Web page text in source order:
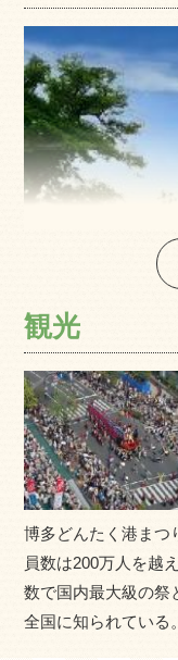
福岡県は九州本島の
人口が多い。県庁所
州地方の経済・文化
の２つの政令指定都
は唯一人口密度が
アの玄関口」として
博多駅まで地下鉄
良さは抜群です。
交通の利便性はます
観光
博多どんたく港まつ
員数は200万人を越
数で国内最大級の祭
全国に知られている。